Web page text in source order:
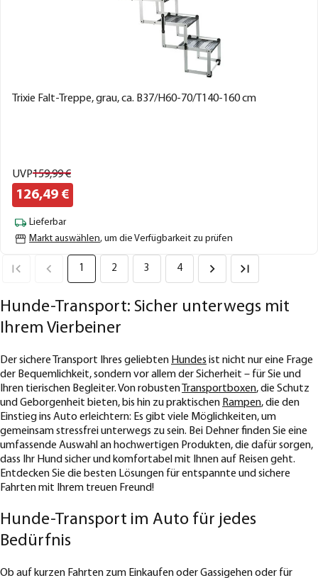
Trixie Falt-Treppe, grau, ca. B37/H60-70/T140-160 cm
UVP159,99€
126,49 €
Lieferbar
Markt auswählen, um die Verfügbarkeit zu prüfen
1 2 3 4
Hunde-Transport: Sicher unterwegs mit
Ihrem Vierbeiner
Der sichere Transport Ihres geliebten Hundes ist nicht nur eine Frage
der Bequemlichkeit, sondern vor allem der Sicherheit – für Sie und
Ihren tierischen Begleiter. Von robusten Transportboxen, die Schutz
und Geborgenheit bieten, bis hin zu praktischen Rampen, die den
Einstieg ins Auto erleichtern: Es gibt viele Möglichkeiten, um
gemeinsam stressfrei unterwegs zu sein. Bei Dehner finden Sie eine
umfassende Auswahl an hochwertigen Produkten, die dafür sorgen,
dass Ihr Hund sicher und komfortabel mit Ihnen auf Reisen geht.
Entdecken Sie die besten Lösungen für entspannte und sichere
Fahrten mit Ihrem treuen Freund!
Hunde-Transport im Auto für jedes
Bedürfnis
Ob auf kurzen Fahrten zum Einkaufen oder Gassigehen oder für